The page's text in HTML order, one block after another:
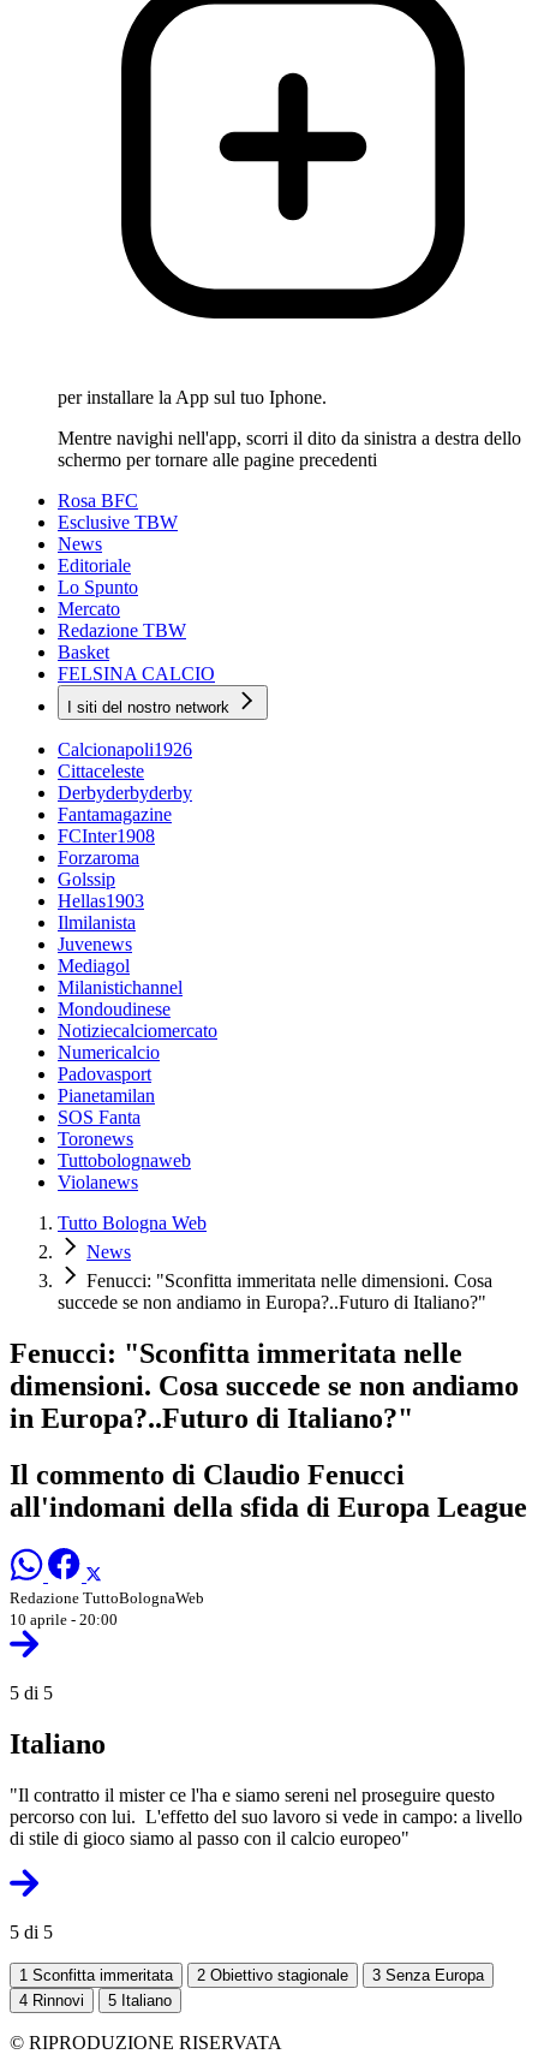
per installare la App sul tuo Iphone.
Mentre navighi nell'app, scorri il dito da sinistra a destra dello
schermo per tornare alle pagine precedenti
Rosa BFC
Esclusive TBW
News
Editoriale
Lo Spunto
Mercato
Redazione TBW
Basket
FELSINA CALCIO
I siti del nostro network
Calcionapoli1926
Cittaceleste
Derbyderbyderby
Fantamagazine
FCInter1908
Forzaroma
Golssip
Hellas1903
Ilmilanista
Juvenews
Mediagol
Milanistichannel
Mondoudinese
Notiziecalciomercato
Numericalcio
Padovasport
Pianetamilan
SOS Fanta
Toronews
Tuttobolognaweb
Violanews
Tutto Bologna Web
News
Fenucci: "Sconfitta immeritata nelle dimensioni. Cosa
succede se non andiamo in Europa?..Futuro di Italiano?"
Fenucci: "Sconfitta immeritata nelle
dimensioni. Cosa succede se non andiamo
in Europa?..Futuro di Italiano?"
Il commento di Claudio Fenucci
all'indomani della sfida di Europa League
Redazione TuttoBolognaWeb
10 aprile - 20:00
5 di 5
Italiano
"Il contratto il mister ce l'ha e siamo sereni nel proseguire questo
percorso con lui. L'effetto del suo lavoro si vede in campo: a livello
di stile di gioco siamo al passo con il calcio europeo"
5 di 5
1 Sconfitta immeritata 2 Obiettivo stagionale 3 Senza Europa
4 Rinnovi 5 Italiano
© RIPRODUZIONE RISERVATA